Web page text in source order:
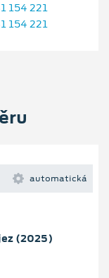
154 221
154 221
automatická
(2025)